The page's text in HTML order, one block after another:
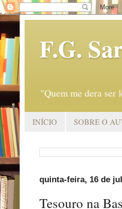
F.G.
"Quem me dera ser
INÍCIO SOBRE O
quinta-feira, 16 de
Tesouro na